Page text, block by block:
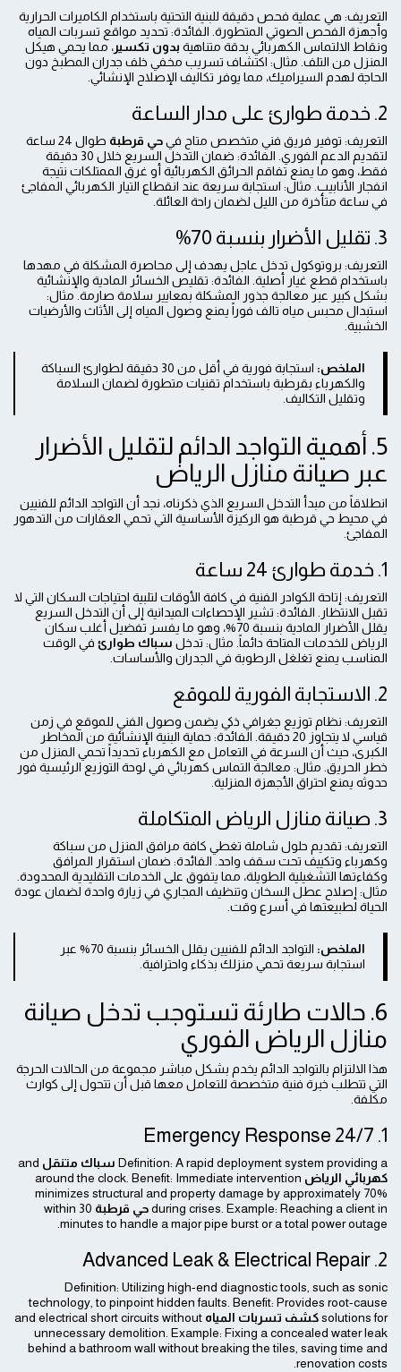
التعريف: هي عملية فحص دقيقة للبنية التحتية باستخدام الكاميرات الحرارية
وأجهزة الفحص الصوتي المتطورة. الفائدة: تحديد مواقع تسربات المياه
ونقاط الالتماس الكهربائي بدقة متناهية بدون تكسير، مما يحمي هيكل
المنزل من التلف. مثال: اكتشاف تسريب مخفي خلف جدران المطبخ دون
الحاجة لهدم السيراميك، مما يوفر تكاليف الإصلاح الإنشائي.
2. خدمة طوارئ على مدار الساعة
التعريف: توفير فريق فني متخصص متاح فيحي قرطبة
طوال 24 ساعة
لتقديم الدعم الفوري. الفائدة: ضمان التدخل السريع خلال 30 دقيقة
فقط، وهو ما يمنع تفاقم الحرائق الكهربائية أو غرق الممتلكات نتيجة
انفجار الأنابيب. مثال: استجابة سريعة عند انقطاع التيار الكهربائي المفاجئ
في ساعة متأخرة من الليل لضمان راحة العائلة.
3. تقليل الأضرار بنسبة 70%
التعريف: بروتوكول تدخل عاجل يهدف إلى محاصرة المشكلة في مهدها
باستخدام قطع غيار أصلية. الفائدة: تقليص الخسائر المادية والإنشائية
بشكل كبير عبر معالجة جذور المشكلة بمعايير سلامة صارمة. مثال:
استبدال محبس مياه تالف فوراً يمنع وصول المياه إلى الأثاث والأرضيات
الخشبية.
الملخص:
استجابة فورية في أقل من 30 دقيقة لطوارئ السباكة
والكهرباء بقرطبة باستخدام تقنيات متطورة لضمان السلامة
وتقليل التكاليف.
5. أهمية التواجد الدائم لتقليل الأضرار
عبر صيانة منازل الرياض
انطلاقاً من مبدأ التدخل السريع الذي ذكرناه، نجد أن التواجد الدائم للفنيين
في محيط حي قرطبة هو الركيزة الأساسية التي تحمي العقارات من التدهور
المفاجئ.
1. خدمة طوارئ 24 ساعة
التعريف: إتاحة الكوادر الفنية في كافة الأوقات لتلبية احتياجات السكان التي لا
تقبل الانتظار. الفائدة: تشير الإحصاءات الميدانية إلى أن التدخل السريع
يقلل الأضرار المادية بنسبة 70%، وهو ما يفسر تفضيل أغلب سكان
الرياض للخدمات المتاحة دائماً. مثال: تدخل سباك طوارئ في الوقت
المناسب يمنع تغلغل الرطوبة في الجدران والأساسات.
2. الاستجابة الفورية للموقع
التعريف: نظام توزيع جغرافي ذكي يضمن وصول الفني للموقع في زمن
قياسي لا يتجاوز 20 دقيقة. الفائدة: حماية البنية الإنشائية من المخاطر
الكبرى، حيث أن السرعة في التعامل مع الكهرباء تحديداً تحمي المنزل من
خطر الحريق. مثال: معالجة التماس كهربائي في لوحة التوزيع الرئيسية فور
حدوثه يمنع احتراق الأجهزة المنزلية.
3. صيانة منازل الرياض المتكاملة
التعريف: تقديم حلول شاملة تغطي كافة مرافق المنزل من سباكة
وكهرباء وتكييف تحت سقف واحد. الفائدة: ضمان استقرار المرافق
وكفاءتها التشغيلية الطويلة، مما يتفوق على الخدمات التقليدية المحدودة.
مثال: إصلاح عطل السخان وتنظيف المجاري في زيارة واحدة لضمان عودة
الحياة لطبيعتها في أسرع وقت.
الملخص:
التواجد الدائم للفنيين يقلل الخسائر بنسبة 70% عبر
استجابة سريعة تحمي منزلك بذكاء واحترافية.
6. حالات طارئة تستوجب تدخل صيانة
منازل الرياض الفوري
هذا الالتزام بالتواجد الدائم يخدم بشكل مباشر مجموعة من الحالات الحرجة
التي تتطلب خبرة فنية متخصصة للتعامل معها قبل أن تتحول إلى كوارث
مكلفة.
1. Emergency Response 24/7
Definition: A rapid deployment system providing a سباك متنقل
كهربائي الرياض around the clock. Benefit: Immediate intervention
minimizes structural and property damage by approximately 70%
during crises. Example: Reaching a client inحي قرطبة within 30
minutes to handle a major pipe burst or a total power outage.
2. Advanced Leak & Electrical Repair
Definition: Utilizing high-end diagnostic tools, such as sonic
technology, to pinpoint hidden faults. Benefit: Provides root-cause
solutions forكشف تسربات المياه and electrical short circuits without
unnecessary demolition. Example: Fixing a concealed water leak
behind a bathroom wall without breaking the tiles, saving time and
renovation costs.